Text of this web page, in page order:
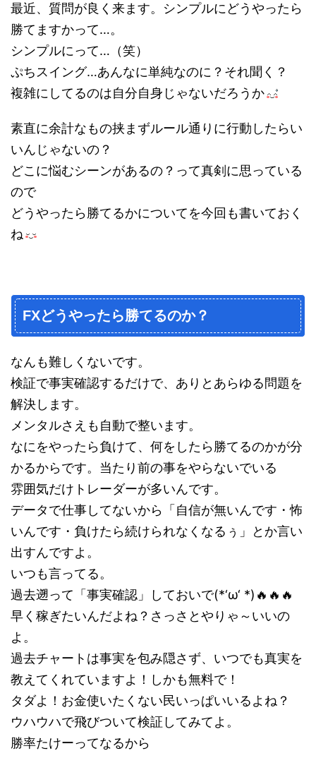
最近、質問が良く来ます。シンプルにどうやったら
勝てますかって…。
シンプルにって…（笑）
ぷちスイング…あんなに単純なのに？それ聞く？
複雑にしてるのは自分自身じゃないだろうか
素直に余計なもの挟まずルール通りに行動したらい
いんじゃないの？
どこに悩むシーンがあるの？って真剣に思っている
ので
どうやったら勝てるかについてを今回も書いておく
ね
FXどうやったら勝てるのか？
なんも難しくないです。
検証で事実確認するだけで、ありとあらゆる問題を
解決します。
メンタルさえも自動で整います。
なにをやったら負けて、何をしたら勝てるのかが分
かるからです。当たり前の事をやらないでいる
雰囲気だけトレーダーが多いんです。
データで仕事してないから「自信が無いんです・怖
いんです・負けたら続けられなくなるぅ」とか言い
出すんですよ。
いつも言ってる。
過去遡って「事実確認」しておいで(*‘ω‘ *)🔥🔥🔥
早く稼ぎたいんだよね？さっさとやりゃ～いいの
よ。
過去チャートは事実を包み隠さず、いつでも真実を
教えてくれていますよ！しかも無料で！
タダよ！お金使いたくない民いっぱいいるよね？
ウハウハで飛びついて検証してみてよ。
勝率たけーってなるから